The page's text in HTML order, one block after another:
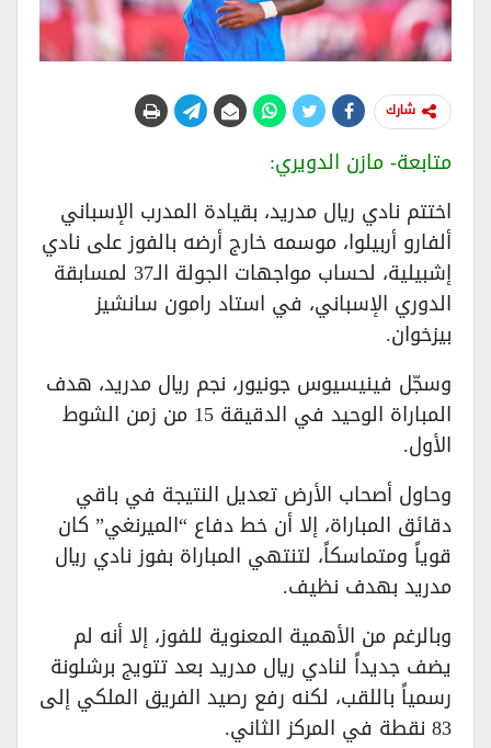
شارك
متابعة- مازن الدويري:
اختتم نادي ريال مدريد، بقيادة المدرب الإسباني
ألفارو أربيلوا، موسمه خارج أرضه بالفوز على نادي
إشبيلية، لحساب مواجهات الجولة الـ37 لمسابقة
الدوري الإسباني، في استاد رامون سانشيز
بيزخوان.
وسجّل فينيسيوس جونيور، نجم ريال مدريد، هدف
المباراة الوحيد في الدقيقة 15 من زمن الشوط
الأول.
وحاول أصحاب الأرض تعديل النتيجة في باقي
دقائق المباراة، إلا أن خط دفاع “الميرنغي” كان
قوياً ومتماسكاً، لتنتهي المباراة بفوز نادي ريال
مدريد بهدف نظيف.
وبالرغم من الأهمية المعنوية للفوز، إلا أنه لم
يضف جديداً لنادي ريال مدريد بعد تتويج برشلونة
رسمياً باللقب، لكنه رفع رصيد الفريق الملكي إلى
83 نقطة في المركز الثاني.